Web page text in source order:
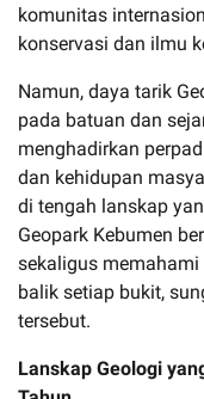
komunitas
konservasi dan ilmu
Namun, daya tarik
pada batuan dan
menghadirkan
dan kehidupan
di tengah lanskap
Geopark Kebumen
sekaligus
balik setiap bukit,
tersebut.
Lanskap Geologi